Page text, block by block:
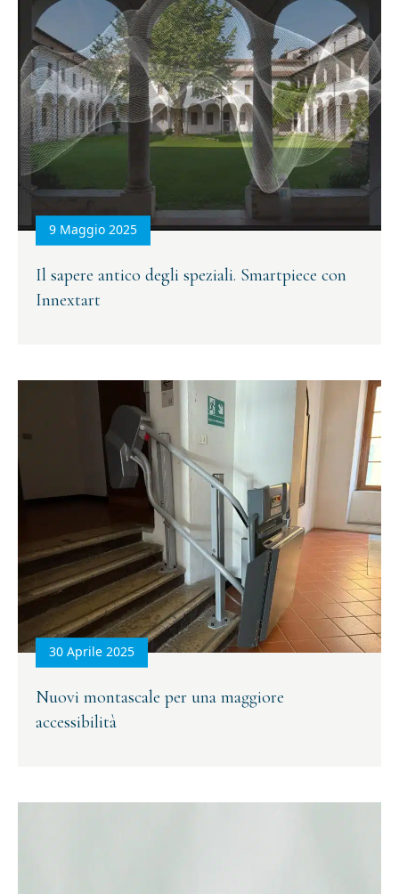
9 Maggio 2025
Il sapere antico degli speziali. Smartpiece con
Innextart
30 Aprile 2025
Nuovi montascale per una maggiore
accessibilità